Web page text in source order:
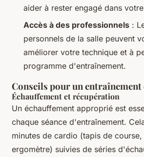
aider à rester engagé dans
Accès à des professionnels :
personnels de la salle peuvent
améliorer votre technique et à
programme d'entraînement.
Conseils pour un entraînement
Échauffement et récupération
Un échauffement approprié est
chaque séance d'entraînement.
minutes de cardio (tapis de course,
ergomètre) suivies de séries